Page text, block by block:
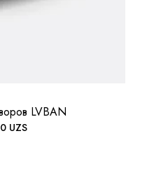
LVBAN
UZS